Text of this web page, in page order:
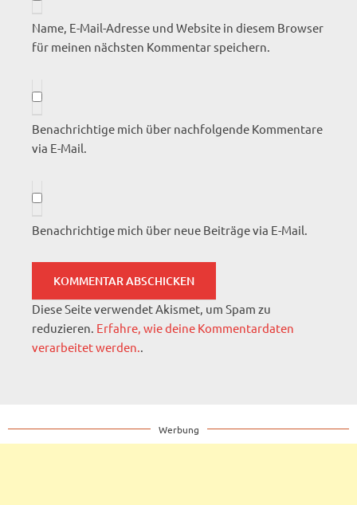
Name, E-Mail-Adresse und Website in diesem Browser
für meinen nächsten Kommentar speichern.
Benachrichtige mich über nachfolgende Kommentare
via E-Mail.
Benachrichtige mich über neue Beiträge via E-Mail.
Diese Seite verwendet Akismet, um Spam zu
reduzieren. Erfahre, wie deine Kommentardaten
verarbeitet werden..
Werbung